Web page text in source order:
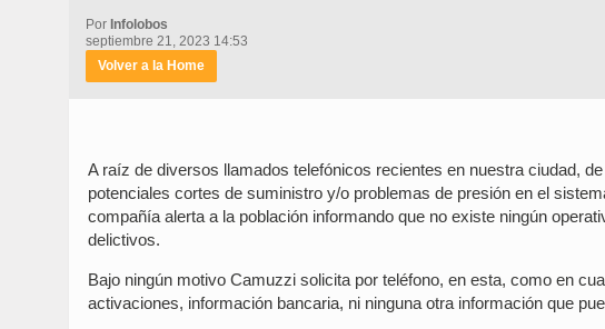
Por Infolobos
septiembre 21, 2023 14:53
Volver a la Home
A raíz de diversos llamados telefónicos recientes en nuestra ciudad,
potenciales cortes de suministro y/o problemas de presión en el
compañía alerta a la población informando que no existe ningún
delictivos.
Bajo ningún motivo Camuzzi solicita por teléfono, en esta, como en
activaciones, información bancaria, ni ninguna otra información que